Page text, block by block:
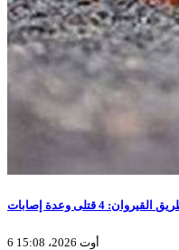
قتلى وعدة إصابات
6 أوت 2026، 15:08